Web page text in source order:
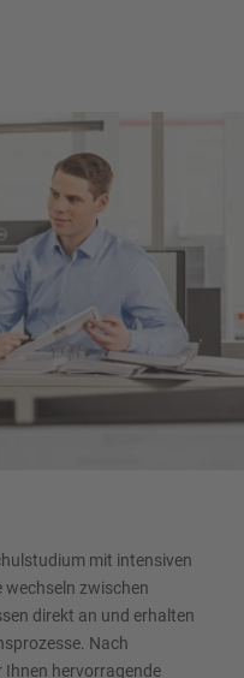
mit intensiven
wechseln zwischen
direkt an und erhalten
Nach
Ihnen hervorragende